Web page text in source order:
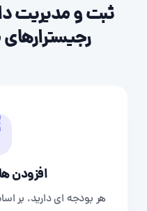
ثبت و مدیریت
افزودن
هر بودجه ای دارید، بر